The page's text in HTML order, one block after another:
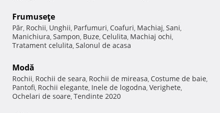
Frumuseţe
Păr, Rochii, Unghii, Parfumuri, Coafuri, Machiaj, Sani,
Manichiura, Sampon, Buze, Celulita, Machiaj ochi,
Tratament celulita, Salonul de acasa
Modă
Rochii, Rochii de seara, Rochii de mireasa, Costume de baie,
Pantofi, Rochii elegante, Inele de logodna, Verighete,
Ochelari de soare, Tendinte 2020